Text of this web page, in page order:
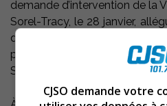
demande d’intervention de la
Sorel-Tracy, le 28 janvier,
de pression par les pompiers
pompiers et des pompières
Sorel-Tracy.
CJSO demande votre